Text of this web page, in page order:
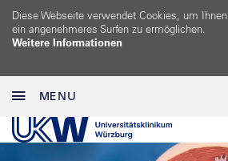
Diese Webseite verwendet Cookies, um Ihnen
ein angenehmeres Surfen zu ermöglichen.
Weitere Informationen
MENU